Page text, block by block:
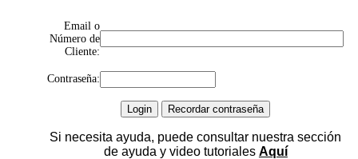
Email o
Número de
Cliente:
Contraseña:
Si necesita ayuda, puede consultar nuestra sección
de ayuda y video tutoriales Aquí